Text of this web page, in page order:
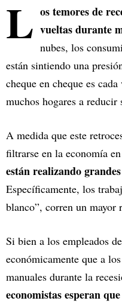
L os temores de
vueltas durante
nubes, los
están sintiendo una
cheque en cheque es
muchos hogares a reducir
A medida que este
filtrarse en la economía
están realizando
Específicamente, los
blanco”, corren un mayor
Si bien a los empleados
económicamente que a
manuales durante la
economistas esperan